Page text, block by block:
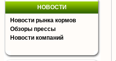
НОВОСТИ
Новости рынка кормов
Обзоры прессы
Новости компаний